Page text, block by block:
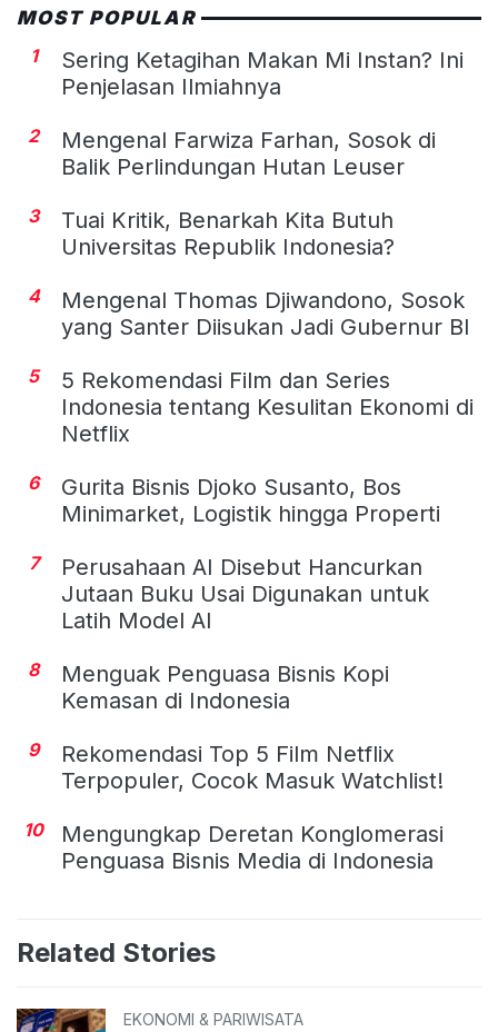
MOST POPULAR
1
Sering Ketagihan Makan Mi Instan? Ini
Penjelasan Ilmiahnya
2
Mengenal Farwiza Farhan, Sosok di
Balik Perlindungan Hutan Leuser
3
Tuai Kritik, Benarkah Kita Butuh
Universitas Republik Indonesia?
4
Mengenal Thomas Djiwandono, Sosok
yang Santer Diisukan Jadi Gubernur BI
5
5 Rekomendasi Film dan Series
Indonesia tentang Kesulitan Ekonomi di
Netflix
6
Gurita Bisnis Djoko Susanto, Bos
Minimarket, Logistik hingga Properti
7
Perusahaan AI Disebut Hancurkan
Jutaan Buku Usai Digunakan untuk
Latih Model AI
8
Menguak Penguasa Bisnis Kopi
Kemasan di Indonesia
9
Rekomendasi Top 5 Film Netflix
Terpopuler, Cocok Masuk Watchlist!
10
Mengungkap Deretan Konglomerasi
Penguasa Bisnis Media di Indonesia
Related Stories
EKONOMI & PARIWISATA